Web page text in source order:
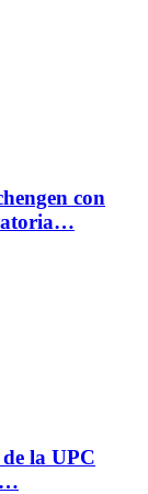
con
la UPC